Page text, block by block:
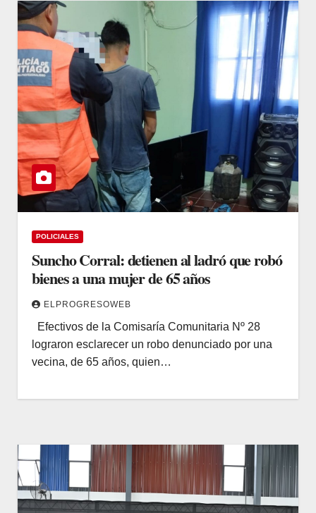
POLICIALES
Suncho Corral: detienen al ladró que robó
bienes a una mujer de 65 años
ELPROGRESOWEB
Efectivos de la Comisaría Comunitaria Nº 28
lograron esclarecer un robo denunciado por una
vecina, de 65 años, quien…